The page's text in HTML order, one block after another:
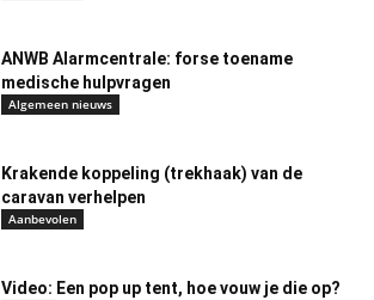
ANWB Alarmcentrale: forse toename
medische hulpvragen
Algemeen nieuws
Krakende koppeling (trekhaak) van de
caravan verhelpen
Aanbevolen
Video: Een pop up tent, hoe vouw je die op?